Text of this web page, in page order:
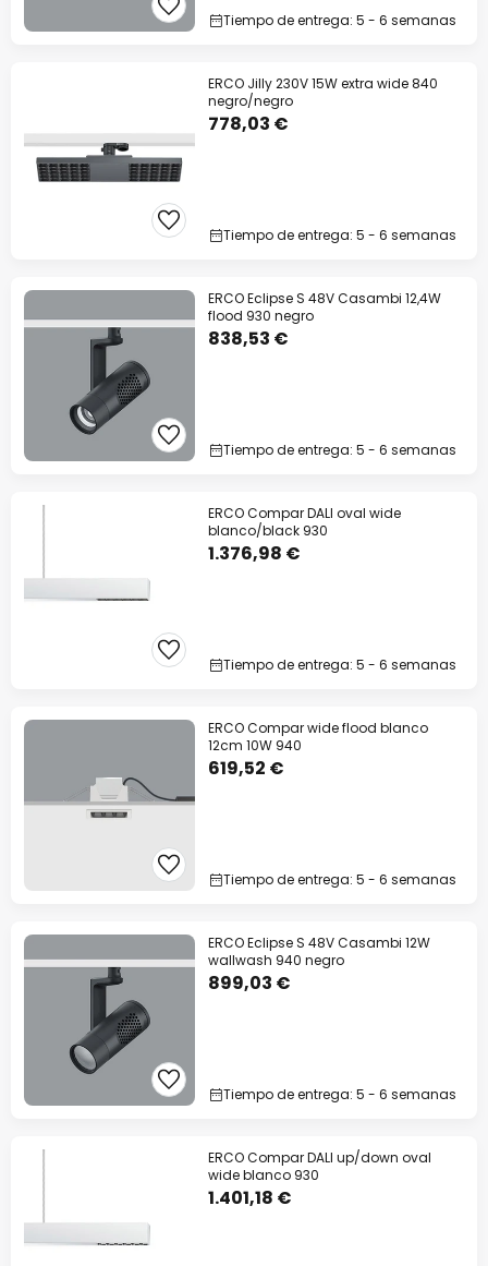
Tiempo de entrega: 5 - 6 semanas
ERCO Jilly 230V 15W extra wide 840
negro/negro
778,03 €
Tiempo de entrega: 5 - 6 semanas
ERCO Eclipse S 48V Casambi 12,4W
flood 930 negro
838,53 €
Tiempo de entrega: 5 - 6 semanas
ERCO Compar DALI oval wide
blanco/black 930
1.376,98 €
Tiempo de entrega: 5 - 6 semanas
ERCO Compar wide flood blanco
12cm 10W 940
619,52 €
Tiempo de entrega: 5 - 6 semanas
ERCO Eclipse S 48V Casambi 12W
wallwash 940 negro
899,03 €
Tiempo de entrega: 5 - 6 semanas
ERCO Compar DALI up/down oval
wide blanco 930
1.401,18 €